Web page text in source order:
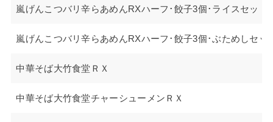
嵐げんこつバリ辛らあめんRXハーフ･餃子3個･ライスセット
嵐げんこつバリ辛らあめんRXハーフ･餃子3個･ぶためしセッ
中華そば大竹食堂ＲＸ
中華そば大竹食堂チャーシューメンＲＸ